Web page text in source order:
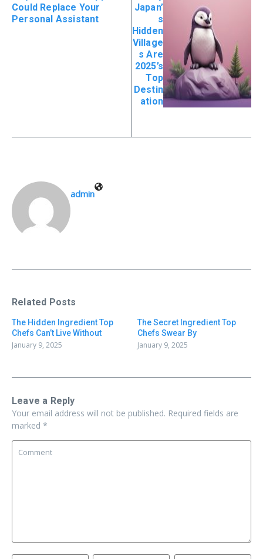
Could Replace Your
Personal Assistant
Japan’
s
Hidden
Village
s Are
2025’s
Top
Destin
ation
admin
Related Posts
The Hidden Ingredient Top
Chefs Can’t Live Without
January 9, 2025
The Secret Ingredient Top
Chefs Swear By
January 9, 2025
Leave a Reply
Your email address will not be published. Required fields are
marked *